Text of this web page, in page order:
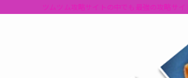
ツムツム攻略サイトの中でも最強の攻略サ